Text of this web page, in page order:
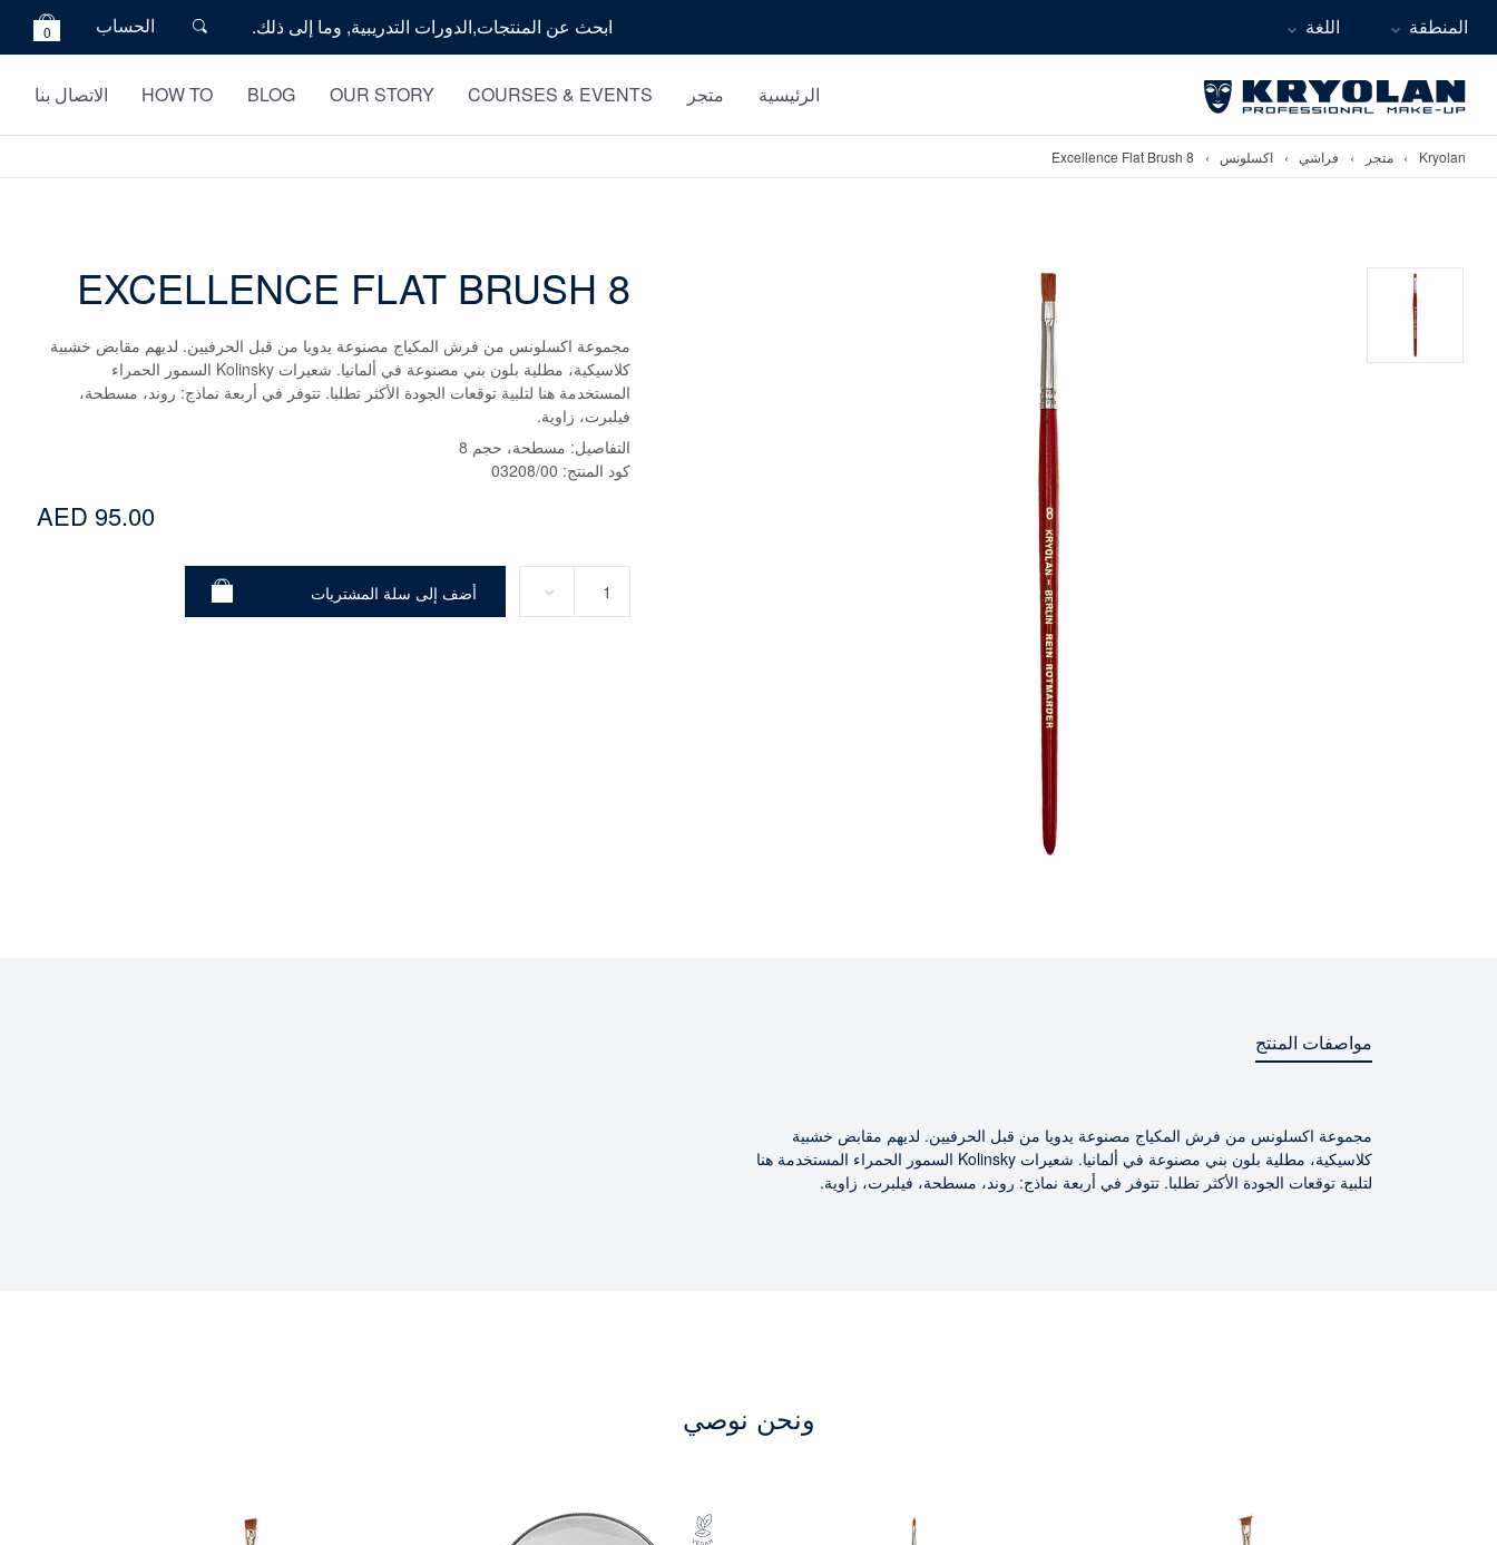
المنطقة اللغة الحساب 0
الرئيسية متجر COURSES & EVENTS
OUR STORY
BLOG
HOW TO الاتصال بنا
Kryolan
› متجر › فراشي › اكسلونس ›
Excellence Flat Brush 8
EXCELLENCE FLAT BRUSH 8
مجموعة اكسلونس من فرش المكياج مصنوعة يدويا من قبل الحرفيين. لديهم مقابض خشبية
كلاسيكية، مطلية بلون بني مصنوعة في ألمانيا. شعيرات Kolinsky السمور الحمراء
المستخدمة هنا لتلبية توقعات الجودة الأكثر تطلبا. تتوفر في أربعة نماذج: روند، مسطحة،
فيلبرت، زاوية.
التفاصيل: مسطحة، حجم 8
كود المنتج: 03208/00
AED 95.00
مواصفات المنتج
مواصفات المنتج
مجموعة اكسلونس من فرش المكياج مصنوعة يدويا من قبل الحرفيين. لديهم مقابض خشبية
كلاسيكية، مطلية بلون بني مصنوعة في ألمانيا. شعيرات Kolinsky السمور الحمراء المستخدمة هنا
لتلبية توقعات الجودة الأكثر تطلبا. تتوفر في أربعة نماذج: روند، مسطحة، فيلبرت، زاوية.
ونحن نوصي